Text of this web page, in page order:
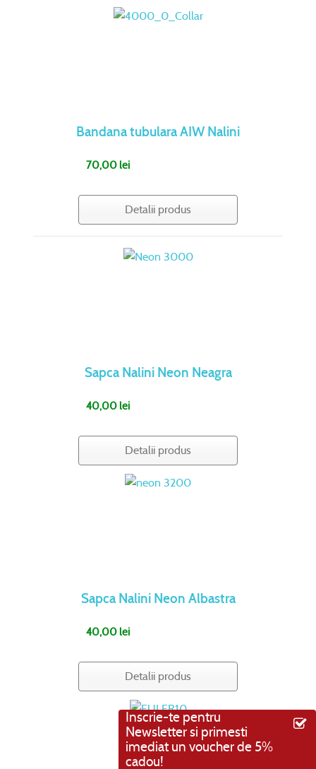
Inscrie-te pentru
Newsletter si primesti
imediat un voucher de 5%
cadou!
Bandana tubulara AIW Nalini
70,00 lei
Detalii produs
Sapca Nalini Neon Neagra
40,00 lei
Detalii produs
Sapca Nalini Neon Albastra
40,00 lei
Detalii produs